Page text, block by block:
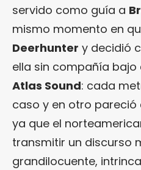
servido como guía a
mismo momento en
Deerhunter y decidió
ella sin compañía bajo
Atlas Sound: cada
caso y en otro
ya que el
transmitir un discurso
grandilocuente,